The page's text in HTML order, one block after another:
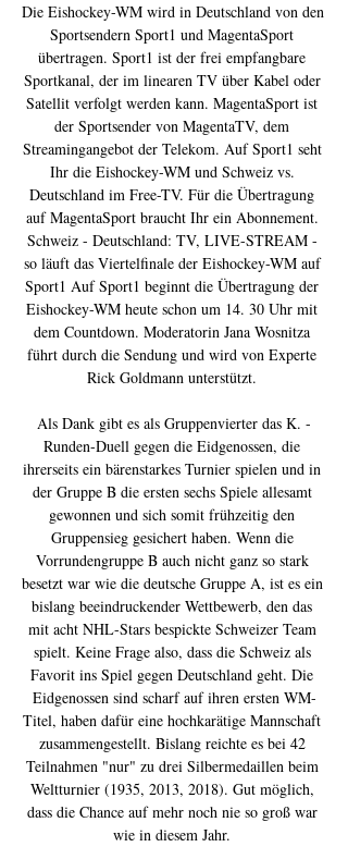
Die Eishockey-WM wird in Deutschland von den
Sportsendern Sport1 und MagentaSport
übertragen. Sport1 ist der frei empfangbare
Sportkanal, der im linearen TV über Kabel oder
Satellit verfolgt werden kann. MagentaSport ist
der Sportsender von MagentaTV, dem
Streamingangebot der Telekom. Auf Sport1 seht
Ihr die Eishockey-WM und Schweiz vs.
Deutschland im Free-TV. Für die Übertragung
auf MagentaSport braucht Ihr ein Abonnement.
Schweiz - Deutschland: TV, LIVE-STREAM -
so läuft das Viertelfinale der Eishockey-WM auf
Sport1 Auf Sport1 beginnt die Übertragung der
Eishockey-WM heute schon um 14. 30 Uhr mit
dem Countdown. Moderatorin Jana Wosnitza
führt durch die Sendung und wird von Experte
Rick Goldmann unterstützt.
Als Dank gibt es als Gruppenvierter das K. -
Runden-Duell gegen die Eidgenossen, die
ihrerseits ein bärenstarkes Turnier spielen und in
der Gruppe B die ersten sechs Spiele allesamt
gewonnen und sich somit frühzeitig den
Gruppensieg gesichert haben. Wenn die
Vorrundengruppe B auch nicht ganz so stark
besetzt war wie die deutsche Gruppe A, ist es ein
bislang beeindruckender Wettbewerb, den das
mit acht NHL-Stars bespickte Schweizer Team
spielt. Keine Frage also, dass die Schweiz als
Favorit ins Spiel gegen Deutschland geht. Die
Eidgenossen sind scharf auf ihren ersten WM-
Titel, haben dafür eine hochkarätige Mannschaft
zusammengestellt. Bislang reichte es bei 42
Teilnahmen "nur" zu drei Silbermedaillen beim
Weltturnier (1935, 2013, 2018). Gut möglich,
dass die Chance auf mehr noch nie so groß war
wie in diesem Jahr.